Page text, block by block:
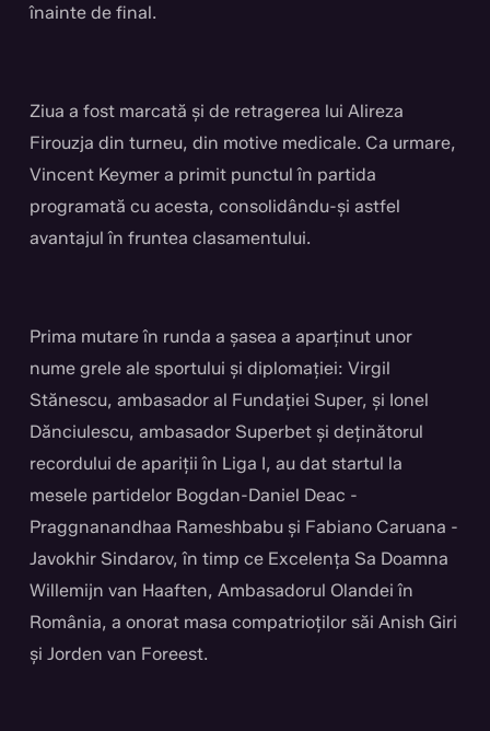
înainte de final.
Ziua a fost marcată și de retragerea lui Alireza
Firouzja din turneu, din motive medicale. Ca urmare,
Vincent Keymer a primit punctul în partida
programată cu acesta, consolidându-și astfel
avantajul în fruntea clasamentului.
Prima mutare în runda a șasea a aparținut unor
nume grele ale sportului și diplomației: Virgil
Stănescu, ambasador al Fundației Super, și Ionel
Dănciulescu, ambasador Superbet și deținătorul
recordului de apariții în Liga I, au dat startul la
mesele partidelor Bogdan-Daniel Deac -
Praggnanandhaa Rameshbabu și Fabiano Caruana -
Javokhir Sindarov, în timp ce Excelența Sa Doamna
Willemijn van Haaften, Ambasadorul Olandei în
România, a onorat masa compatrioților săi Anish Giri
și Jorden van Foreest.